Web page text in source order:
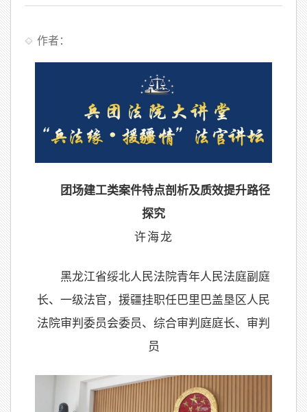
作者：
团场建工类案件特点剖析及质效提升路径
探究
许海龙
黑龙江省绥北人民法院青年人民法庭副庭
长、一级法官，援疆挂职任巴里巴盖垦区人民
法院审判委员会委员、综合审判庭庭长、审判
员